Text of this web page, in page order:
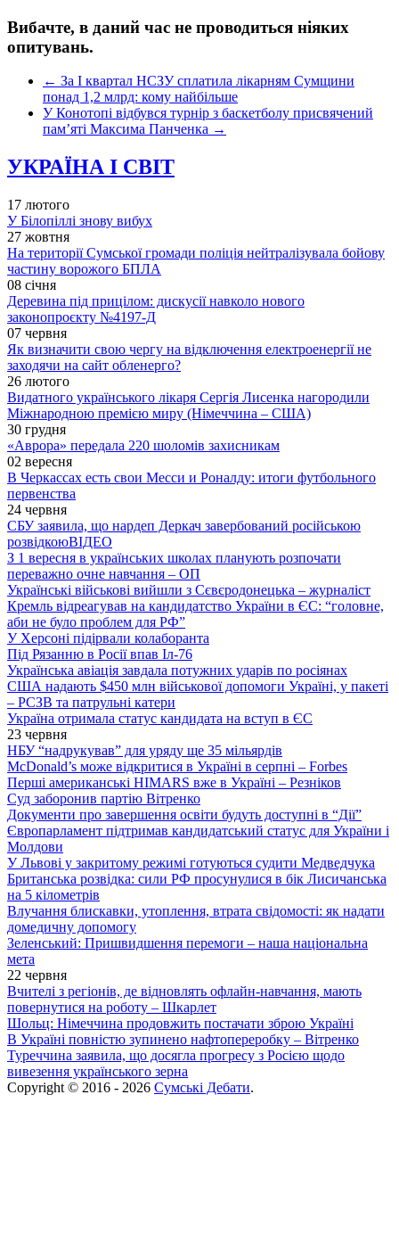
Вибачте, в даний час не проводиться ніяких
опитувань.
← За I квартал НСЗУ сплатила лікарням Сумщини
понад 1,2 млрд: кому найбільше
У Конотопі відбувся турнір з баскетболу присвячений
пам’яті Максима Панченка →
УКРАЇНА І СВІТ
17 лютого
У Білопіллі знову вибух
27 жовтня
На території Сумської громади поліція нейтралізувала бойову
частину ворожого БПЛА
08 січня
Деревина під прицілом: дискусії навколо нового
законопроєкту №4197-Д
07 червня
Як визначити свою чергу на відключення електроенергії не
заходячи на сайт обленерго?
26 лютого
Видатного українського лікаря Сергія Лисенка нагородили
Міжнародною премією миру (Німеччина – США)
30 грудня
«Аврора» передала 220 шоломів захисникам
02 вересня
В Черкассах есть свои Месси и Роналду: итоги футбольного
первенства
24 червня
СБУ заявила, що нардеп Деркач завербований російською
розвідкоюВІДЕО
З 1 вересня в українських школах планують розпочати
переважно очне навчання – ОП
Українські військові вийшли з Сєвєродонецька – журналіст
Кремль відреагував на кандидатство України в ЄС: “головне,
аби не було проблем для РФ”
У Херсоні підірвали колаборанта
Під Рязанню в Росії впав Іл-76
Українська авіація завдала потужних ударів по росіянах
США надають $450 млн військової допомоги Україні, у пакеті
– РСЗВ та патрульні катери
Україна отримала статус кандидата на вступ в ЄС
23 червня
НБУ “надрукував” для уряду ще 35 мільярдів
McDonald’s може відкритися в Україні в серпні – Forbes
Перші американські HIMARS вже в Україні – Резніков
Суд заборонив партію Вітренко
Документи про завершення освіти будуть доступні в “Дії”
Європарламент підтримав кандидатський статус для України і
Молдови
У Львові у закритому режимі готуються судити Медведчука
Британська розвідка: сили РФ просунулися в бік Лисичанська
на 5 кілометрів
Влучання блискавки, утоплення, втрата свідомості: як надати
домедичну допомогу
Зеленський: Пришвидшення перемоги – наша національна
мета
22 червня
Вчителі з регіонів, де відновлять офлайн-навчання, мають
повернутися на роботу – Шкарлет
Шольц: Німеччина продовжить постачати зброю Україні
В Україні повністю зупинено нафтопереробку – Вітренко
Туреччина заявила, що досягла прогресу з Росією щодо
вивезення українського зерна
Copyright © 2016 - 2026 Сумські Дебати.